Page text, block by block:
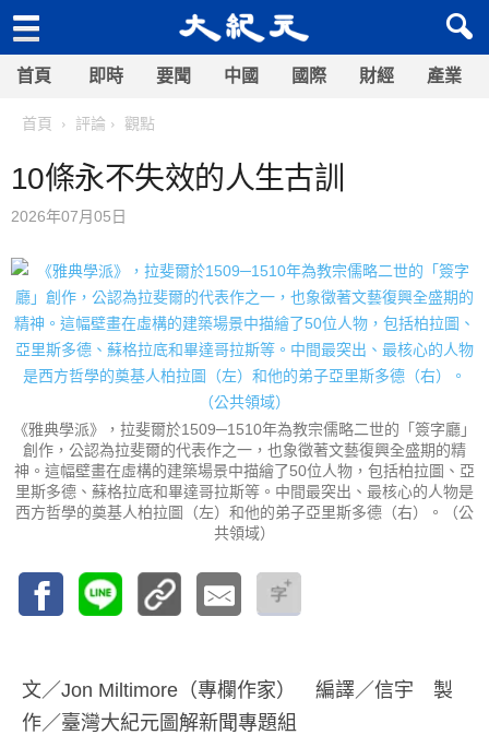
首頁 即時 要聞 中國 國際 財經 產業
首頁 評論 觀點
10條永不失效的人生古訓
2026年07月05日
《雅典學派》，拉斐爾於1509─1510年為教宗儒略二世的「簽字廳」
創作，公認為拉斐爾的代表作之一，也象徵著文藝復興全盛期的精
神。這幅壁畫在虛構的建築場景中描繪了50位人物，包括柏拉圖、亞
里斯多德、蘇格拉底和畢達哥拉斯等。中間最突出、最核心的人物是
西方哲學的奠基人柏拉圖（左）和他的弟子亞里斯多德（右）。（公
共領域）
文／Jon Miltimore（專欄作家） 編譯／信宇 製
作／臺灣大紀元圖解新聞專題組